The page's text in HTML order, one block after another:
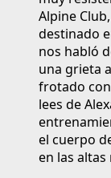
Alpine
destinado
nos habló
una grieta
frotado con
lees de
el cuerpo
en las altas